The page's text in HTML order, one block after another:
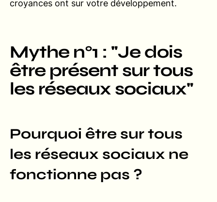
croyances ont sur votre développement.
Mythe n°1 : "Je dois
être présent sur tous
les réseaux sociaux"
Pourquoi être sur tous
les réseaux sociaux ne
fonctionne pas ?